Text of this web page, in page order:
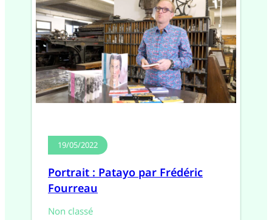
19/05/2022
Portrait : Patayo par Frédéric
Fourreau
Non classé